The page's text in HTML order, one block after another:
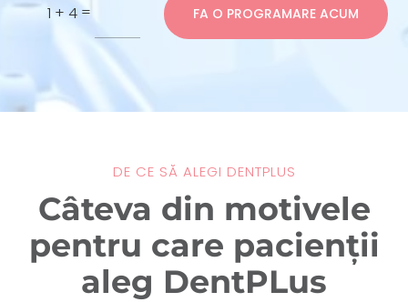
1 + 4= FA O PROGRAMARE ACUM
DE CE SĂ ALEGI DENTPLUS
Câteva din motivele
pentru care pacienții
aleg DentPLus